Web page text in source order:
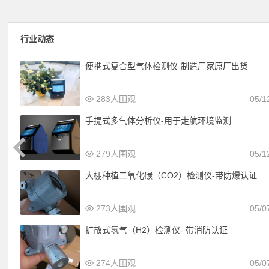
行业动态
便携式复合型气体检测仪-制造厂家原厂出货
05/
283人围观
手提式多气体分析仪-用于走航环境监测
05/
279人围观
大棚种植二氧化碳（CO2）检测仪-带防爆认证
05/
273人围观
扩散式氢气（H2）检测仪- 带消防认证
05/
274人围观